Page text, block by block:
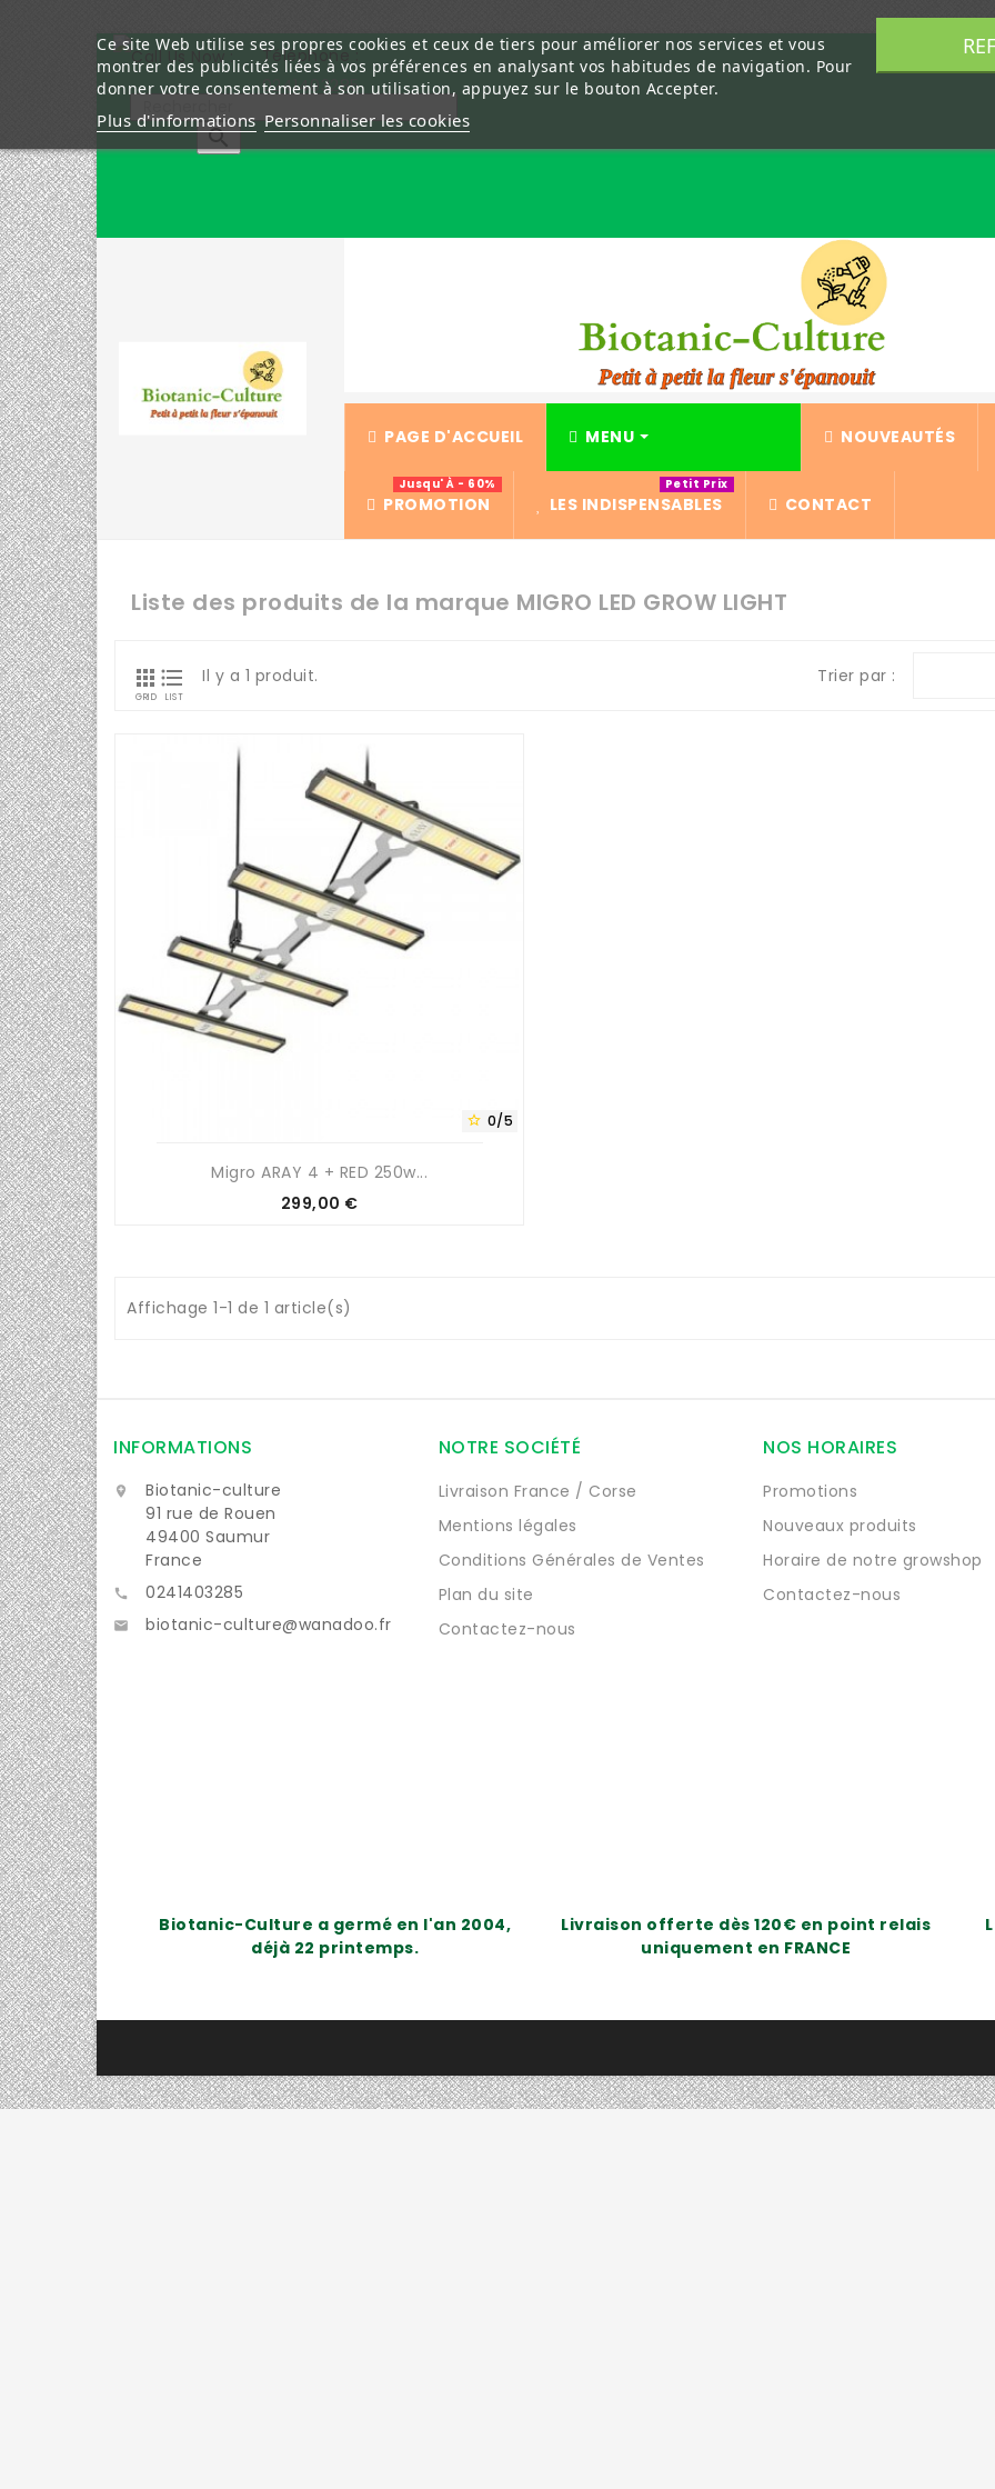
Téléphone :
0241403285

PAGE D'ACCUEIL MENU NOUVEAUTÉS
PROMOTION
Jusqu' À - 60%
LES INDISPENSABLES
Petit Prix
CONTACT
Liste des produits de la marque MIGRO LED GROW LIGHT

GRID

LIST
Il y a 1 produit. Trier par :
 0/5
Migro ARAY 4 + RED 250w...
Prix
299,00 €
Affichage 1-1 de 1 article(s)
Ce site Web utilise ses propres cookies et ceux de tiers pour améliorer nos services et vous
montrer des publicités liées à vos préférences en analysant vos habitudes de navigation. Pour
donner votre consentement à son utilisation, appuyez sur le bouton Accepter.
Plus d'informations Personnaliser les cookies
INFORMATIONS

Biotanic-culture
91 rue de Rouen
49400 Saumur
France
 0241403285
 biotanic-culture@wanadoo.fr
NOTRE SOCIÉTÉ
Livraison France / Corse
Mentions légales
Conditions Générales de Ventes
Plan du site
Contactez-nous
NOS HORAIRES
Promotions
Nouveaux produits
Horaire de notre growshop
Contactez-nous
Biotanic-Culture a germé en l'an 2004,
déjà 22 printemps.
Livraison offerte dès 120€ en point relais
uniquement en FRANCE